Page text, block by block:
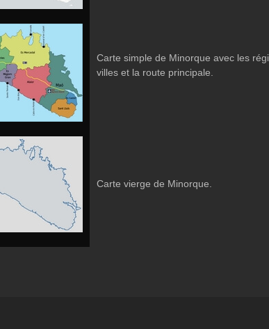
Carte simple de Minorque avec les
villes et la route principale.
Carte vierge de Minorque.